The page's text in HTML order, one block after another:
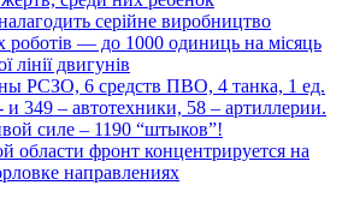
серійне виробництво
роботів — до 1000 одиниць на місяць
лінії двигунів
РСЗО, 6 средств ПВО, 4 танка, 1 ед.
и 349 – автотехники, 58 – артиллерии.
силе – 1190 “штыков”!
области фронт концентрируется на
направлениях